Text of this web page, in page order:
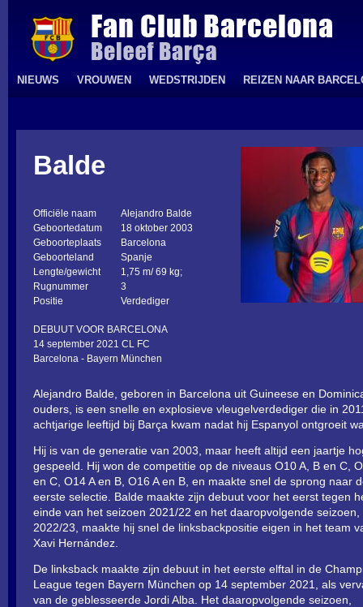
NIEUWS VROUWEN WEDSTRIJDEN REIZEN NAAR
Balde
Officiële naam
Alejandro Balde
Geboortedatum
18 oktober 2003
Geboorteplaats
Barcelona
Geboorteland
Spanje
Lengte/gewicht
1,75 m/ 69 kg;
Rugnummer
3
Positie
Verdediger
DEBUUT VOOR BARCELONA
14 september 2021 CL FC
Barcelona - Bayern München
Alejandro Balde, geboren in Barcelona uit Guineese en
ouders, is een snelle en explosieve vleugelverdediger die in
achtjarige leeftijd bij Barça kwam nadat hij Espanyol ontgroeit
Hij is van de generatie van 2003, maar heeft altijd een jaartje
gespeeld. Hij won de competitie op de niveaus O10 A, B en C,
en C, O14 A en B, O16 A en B, en maakte snel de sprong naar
eerste selectie. Balde maakte zijn debuut voor het eerst tegen
einde van het seizoen 2021/22 en het daaropvolgende seizoen,
2022/23, maakte hij snel de linksbackpositie eigen in het team
Xavi Hernández.
De linksback maakte zijn debuut in het eerste elftal in de
League tegen Bayern München op 14 september 2021, als
van de geblesseerde Jordi Alba. Het daaropvolgende seizoen,